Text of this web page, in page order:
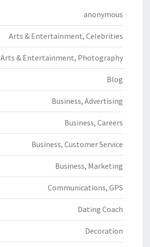
anonymous
Arts & Entertainment, Celebrities
Arts & Entertainment, Photography
Blog
Business, Advertising
Business, Careers
Business, Customer Service
Business, Marketing
Communications, GPS
Dating Coach
Decoration